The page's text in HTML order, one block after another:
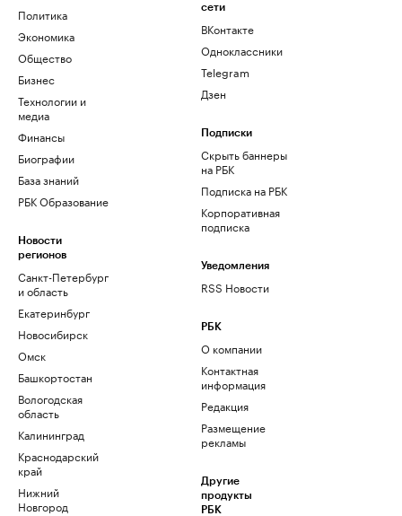
Политика
Экономика
Общество
Бизнес
Технологии и
медиа
Финансы
Биографии
База знаний
РБК Образование
Новости
регионов
Санкт-Петербург
и область
Екатеринбург
Новосибирск
Омск
Башкортостан
Вологодская
область
Калининград
Краснодарский
край
Нижний
Новгород
сети
ВКонтакте
Одноклассники
Telegram
Дзен
Подписки
Скрыть баннеры
на РБК
Подписка на РБК
Корпоративная
подписка
Уведомления
RSS Новости
РБК
О компании
Контактная
информация
Редакция
Размещение
рекламы
Другие
продукты
РБК